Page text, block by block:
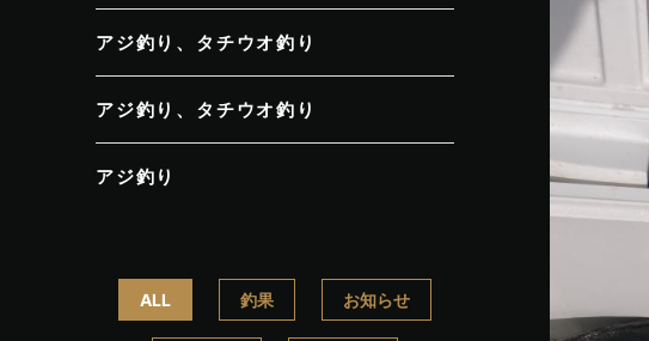
アジ釣り、タチウオ釣り
アジ釣り、タチウオ釣り
アジ釣り
ALL 釣果 お知らせ